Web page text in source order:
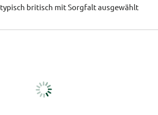
typisch britisch mit Sorgfalt ausgewählt